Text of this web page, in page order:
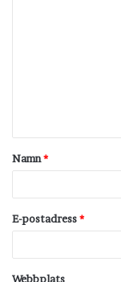
t
a
Namn*
E-postadress*
Webbplats